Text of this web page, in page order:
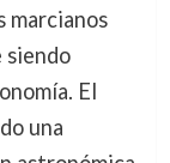
marcianos
siendo
El
una